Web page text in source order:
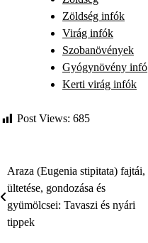
Zöldség infók
Virág infók
Szobanövények
Gyógynövény infó
Kerti virág infók
Post Views: 685
Bejegyzés
navigáció
Araza (Eugenia stipitata) fajtái,
ültetése, gondozása és
gyümölcsei: Tavaszi és nyári
tippek